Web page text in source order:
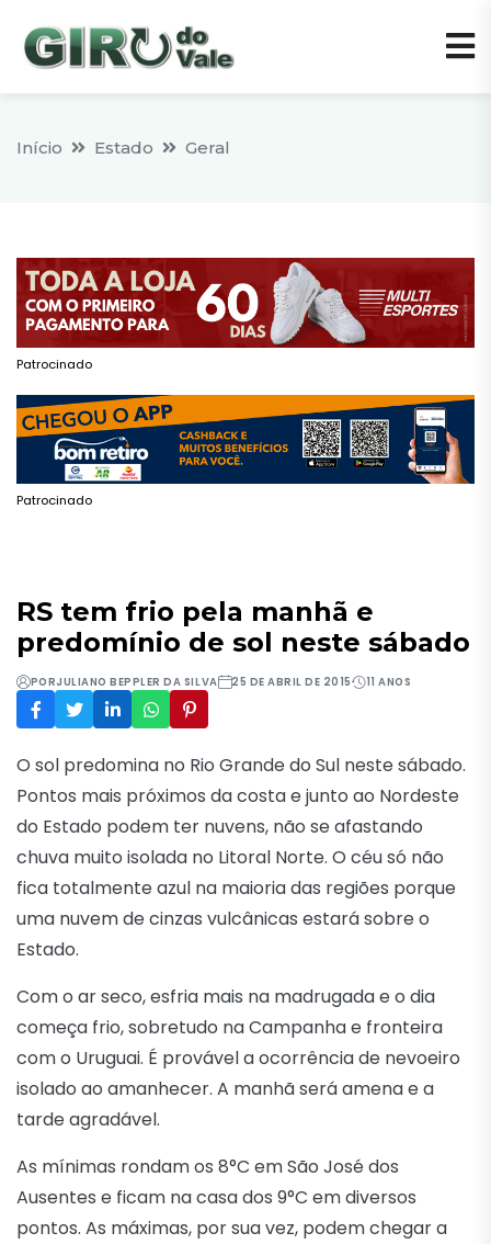
Início Estado Geral
Patrocinado
Patrocinado
RS tem frio pela manhã e
predomínio de sol neste sábado
PORJULIANO BEPPLER DA SILVA 25 DE ABRIL DE 2015 11 ANOS
O sol predomina no Rio Grande do Sul neste sábado.
Pontos mais próximos da costa e junto ao Nordeste
do Estado podem ter nuvens, não se afastando
chuva muito isolada no Litoral Norte. O céu só não
fica totalmente azul na maioria das regiões porque
uma nuvem de cinzas vulcânicas estará sobre o
Estado.
Com o ar seco, esfria mais na madrugada e o dia
começa frio, sobretudo na Campanha e fronteira
com o Uruguai. É provável a ocorrência de nevoeiro
isolado ao amanhecer. A manhã será amena e a
tarde agradável.
As mínimas rondam os 8°C em São José dos
Ausentes e ficam na casa dos 9°C em diversos
pontos. As máximas, por sua vez, podem chegar a